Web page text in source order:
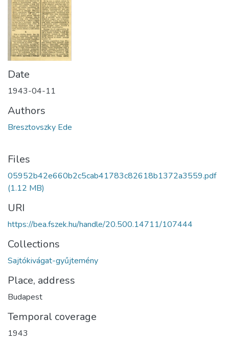
Date
1943-04-11
Authors
Bresztovszky Ede
Files
05952b42e660b2c5cab41783c82618b1372a3559.pdf
(1.12 MB)
URI
https://bea.fszek.hu/handle/20.500.14711/107444
Collections
Sajtókivágat-gyűjtemény
Place, address
Budapest
Temporal coverage
1943